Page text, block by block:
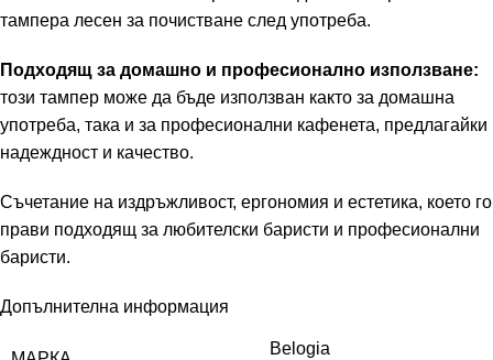
тампера лесен за почистване след употреба.
Подходящ за домашно и професионално използване:
този тампер може да бъде използван както за домашна
употреба, така и за професионални кафенета, предлагайки
надеждност и качество.
Съчетание на издръжливост, ергономия и естетика, което го
прави подходящ за любителски баристи и професионални
баристи.
Допълнителна информация
Belogia